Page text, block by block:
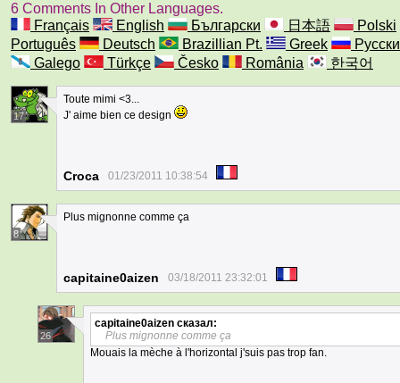
6 Comments In Other Languages.
Français
English Български 日本語
Polski
Português
Deutsch Brazillian Pt. Greek
Galego
Türkçe Česko România 한국어
17
Toute mimi <3...
J' aime bien ce design
Croca 01/23/2011 10:38:54
8
Plus mignonne comme ça
capitaine0aizen 03/18/2011 23:32:01
26
capitaine0aizen сказал:
Plus mignonne comme ça
Mouais la mèche à l'horizontal j'suis pas trop fan.